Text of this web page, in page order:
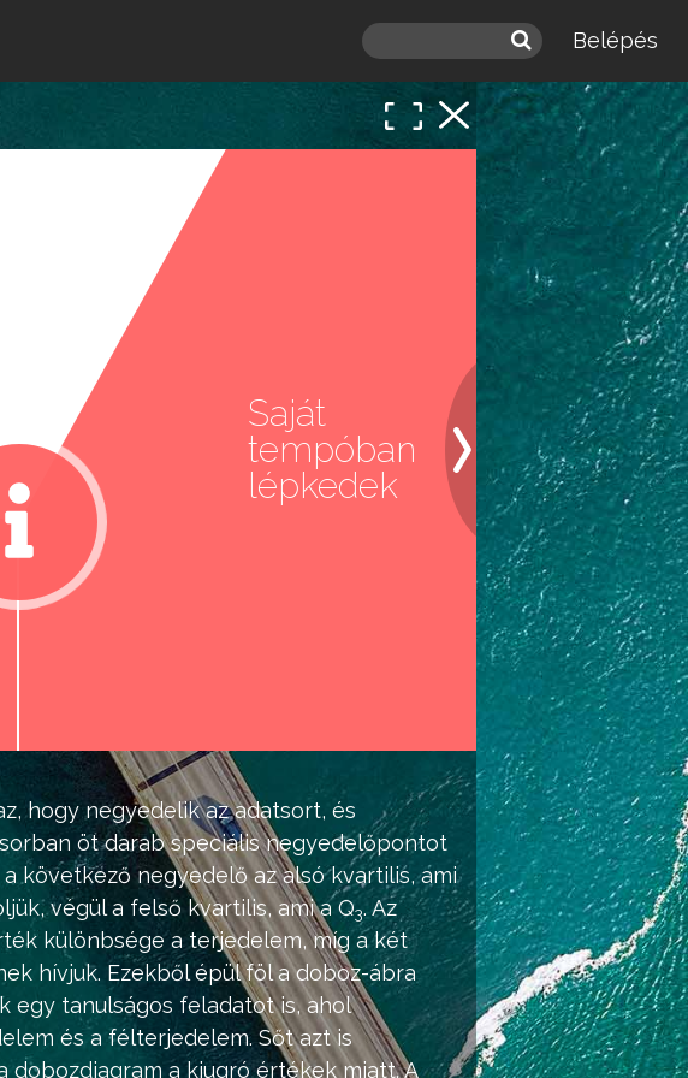
Belépés
hogy negyedelik az adatsort, és
öt darab speciális negyedelőpontot
a következő negyedelő az alsó kvartilis, ami
végül a felső kvartilis, ami a Q3. Az
különbsége a terjedelem, míg a két
hívjuk. Ezekből épül föl a doboz-ábra
egy tanulságos feladatot is, ahol
és a félterjedelem. Sőt azt is
dobozdiagram a kiugró értékek miatt. A
Saját
tempóban
lépkedek
hogy a
ne eléd.